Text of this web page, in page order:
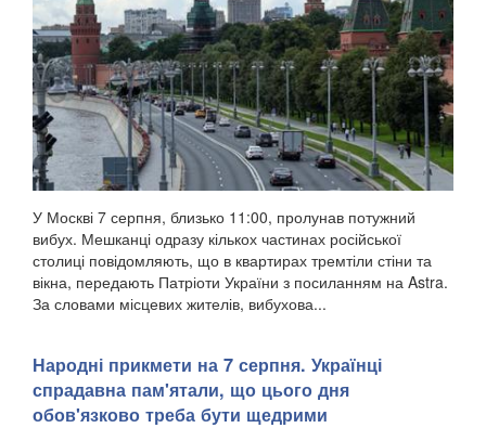
У Москві 7 серпня, близько 11:00, пролунав потужний
вибух. Мешканці одразу кількох частинах російської
столиці повідомляють, що в квартирах тремтіли стіни та
вікна, передають Патріоти України з посиланням на Astra.
За словами місцевих жителів, вибухова...
Народні прикмети на 7 серпня. Українці
спрадавна пам'ятали, що цього дня
обов'язково треба бути щедрими